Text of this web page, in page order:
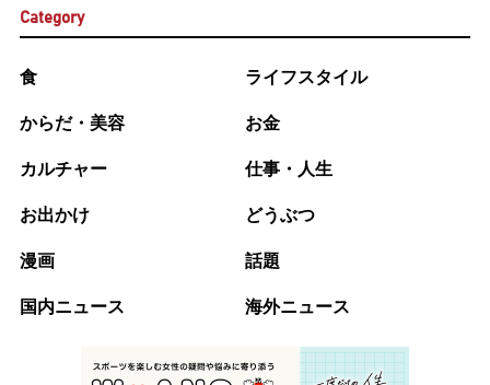
Category
食 ライフスタイル
からだ・美容 お金
カルチャー 仕事・人生
お出かけ どうぶつ
漫画 話題
国内ニュース 海外ニュース